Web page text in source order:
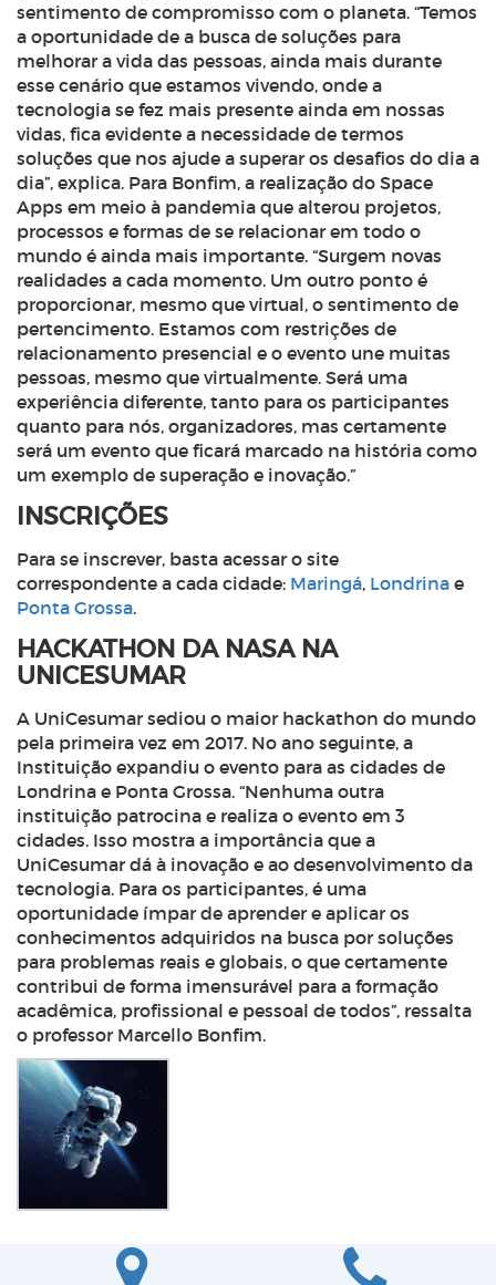
sentimento de compromisso com o planeta. “Temos
a oportunidade de a busca de soluções para
melhorar a vida das pessoas, ainda mais durante
esse cenário que estamos vivendo, onde a
tecnologia se fez mais presente ainda em nossas
vidas, fica evidente a necessidade de termos
soluções que nos ajude a superar os desafios do dia a
dia”, explica. Para Bonfim, a realização do Space
Apps em meio à pandemia que alterou projetos,
processos e formas de se relacionar em todo o
mundo é ainda mais importante. “Surgem novas
realidades a cada momento. Um outro ponto é
proporcionar, mesmo que virtual, o sentimento de
pertencimento. Estamos com restrições de
relacionamento presencial e o evento une muitas
pessoas, mesmo que virtualmente. Será uma
experiência diferente, tanto para os participantes
quanto para nós, organizadores, mas certamente
será um evento que ficará marcado na história como
um exemplo de superação e inovação.”
INSCRIÇÕES
Para se inscrever, basta acessar o site
correspondente a cada cidade: Maringá, Londrina e
Ponta Grossa.
HACKATHON DA NASA NA
UNICESUMAR
A UniCesumar sediou o maior hackathon do mundo
pela primeira vez em 2017. No ano seguinte, a
Instituição expandiu o evento para as cidades de
Londrina e Ponta Grossa. “Nenhuma outra
instituição patrocina e realiza o evento em 3
cidades. Isso mostra a importância que a
UniCesumar dá à inovação e ao desenvolvimento da
tecnologia. Para os participantes, é uma
oportunidade ímpar de aprender e aplicar os
conhecimentos adquiridos na busca por soluções
para problemas reais e globais, o que certamente
contribui de forma imensurável para a formação
acadêmica, profissional e pessoal de todos”, ressalta
o professor Marcello Bonfim.